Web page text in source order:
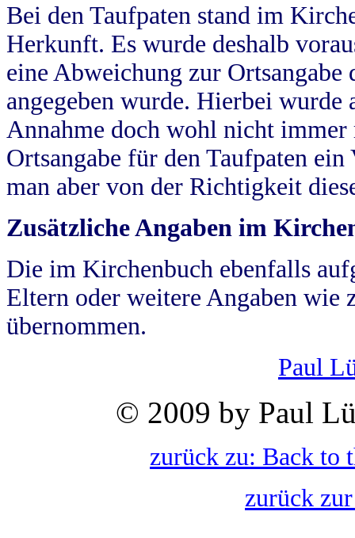
Bei den Taufpaten stand im
Herkunft. Es wurde deshalb
eine Abweichung zur
angegeben wurde. Hierbei wurde
Annahme doch wohl nicht
Ortsangabe für den Taufpaten
man aber von der Richtigkeit
Zusätzliche Angaben im
Die im Kirchenbuch ebenfalls
Eltern oder weitere Angaben wie
übernommen.
Paul
© 2009 by Paul
zurück zu: Back to
zurück